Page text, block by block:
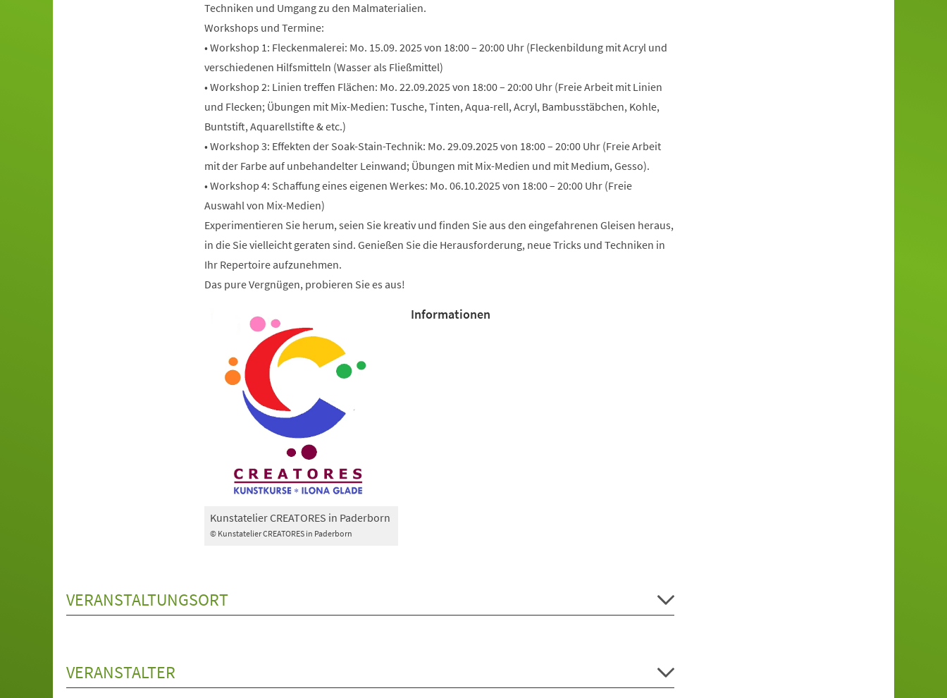
Techniken und Umgang zu den Malmaterialien.
Workshops und Termine:
• Workshop 1: Fleckenmalerei: Mo. 15.09. 2025 von 18:00 – 20:00 Uhr (Fleckenbildung mit Acryl und
verschiedenen Hilfsmitteln (Wasser als Fließmittel)
• Workshop 2: Linien treffen Flächen: Mo. 22.09.2025 von 18:00 – 20:00 Uhr (Freie Arbeit mit Linien
und Flecken; Übungen mit Mix-Medien: Tusche, Tinten, Aqua-rell, Acryl, Bambusstäbchen, Kohle,
Buntstift, Aquarellstifte & etc.)
• Workshop 3: Effekten der Soak-Stain-Technik: Mo. 29.09.2025 von 18:00 – 20:00 Uhr (Freie Arbeit
mit der Farbe auf unbehandelter Leinwand; Übungen mit Mix-Medien und mit Medium, Gesso).
• Workshop 4: Schaffung eines eigenen Werkes: Mo. 06.10.2025 von 18:00 – 20:00 Uhr (Freie
Auswahl von Mix-Medien)
Experimentieren Sie herum, seien Sie kreativ und finden Sie aus den eingefahrenen Gleisen heraus,
in die Sie vielleicht geraten sind. Genießen Sie die Herausforderung, neue Tricks und Techniken in
Ihr Repertoire aufzunehmen.
Das pure Vergnügen, probieren Sie es aus!
© Kunstatelier CREATORES in Paderborn
Kunstatelier CREATORES in Paderborn
Informationen
VERANSTALTUNGSORT
VERANSTALTER